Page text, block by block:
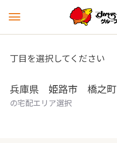
メ
ュ
を
丁目を選択してください
兵庫県 姫路市 橋之町
の宅配エリア選択